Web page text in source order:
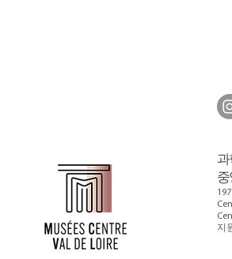
과
지